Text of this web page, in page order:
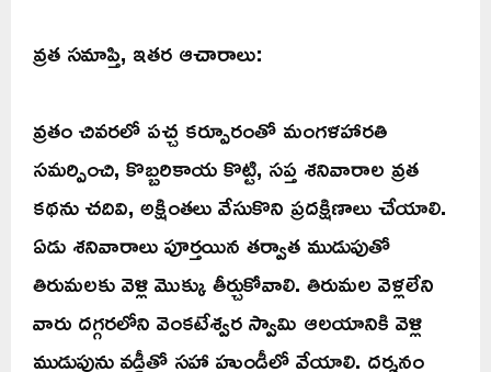
వ్రత సమాప్తి, ఇతర ఆచారాలు:
వ్రతం చివరలో పచ్చ కర్పూరంతో మంగళహారతి
సమర్పించి, కొబ్బరికాయ కొట్టి, సప్త శనివారాల వ్రత
కథను చదివి, అక్షింతలు వేసుకొని ప్రదక్షిణాలు చేయాలి.
ఏడు శనివారాలు పూర్తయిన తర్వాత ముడుపుతో
తిరుమలకు వెళ్లి మొక్కు తీర్చుకోవాలి. తిరుమల వెళ్లలేని
వారు దగ్గరలోని వెంకటేశ్వర స్వామి ఆలయానికి వెళ్లి
ముడుపును వడ్డీతో సహా హుండీలో వేయాలి. దర్శనం